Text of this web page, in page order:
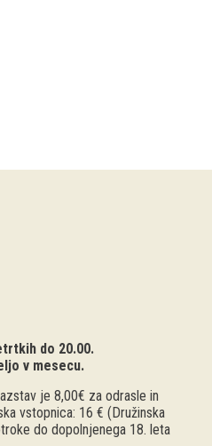
do 20.00.
v mesecu.
je 8,00€ za odrasle in
vstopnica: 16 € (Družinska
do dopolnjenega 18. leta